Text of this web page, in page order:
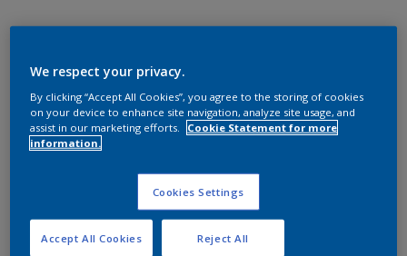
We respect your privacy.
By clicking “Accept All Cookies”, you agree to the storing of cookies
on your device to enhance site navigation, analyze site usage, and
assist in our marketing efforts.
Cookie Statement for more
information.
Cookies Settings
Reject All
Accept All Cookies